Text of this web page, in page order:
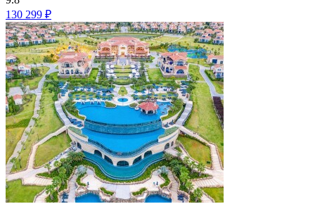
130 299 ₽